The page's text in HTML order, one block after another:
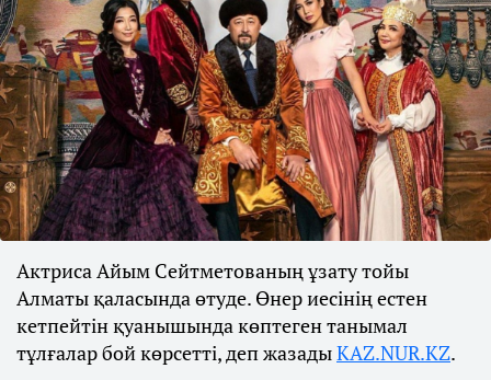
Актриса Айым Сейтметованың ұзату тойы
Алматы қаласында өтуде. Өнер иесінің естен
кетпейтін қуанышында көптеген танымал
тұлғалар бой көрсетті, деп жазадыKAZ.NUR.KZ.